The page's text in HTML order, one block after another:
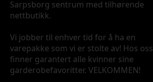
Sarpsborg sentrum med tilhørende
nettbutikk.
Vi jobber til enhver tid for å ha en
varepakke som vi er stolte av! Hos oss
finner garantert alle kvinner sine
garderobefavoritter. VELKOMMEN!